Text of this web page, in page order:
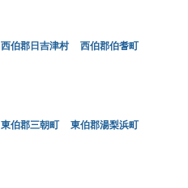
西伯郡日吉津村
西伯郡伯耆町
東伯郡三朝町
東伯郡湯梨浜町